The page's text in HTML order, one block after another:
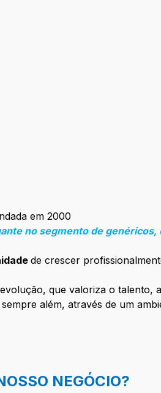
em 2000
no segmento de
de crescer
que valoriza o talento,
além, através de um
NEGÓCIO?